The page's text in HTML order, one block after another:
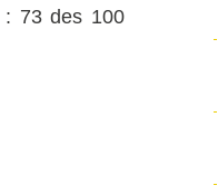
: 73 des 100